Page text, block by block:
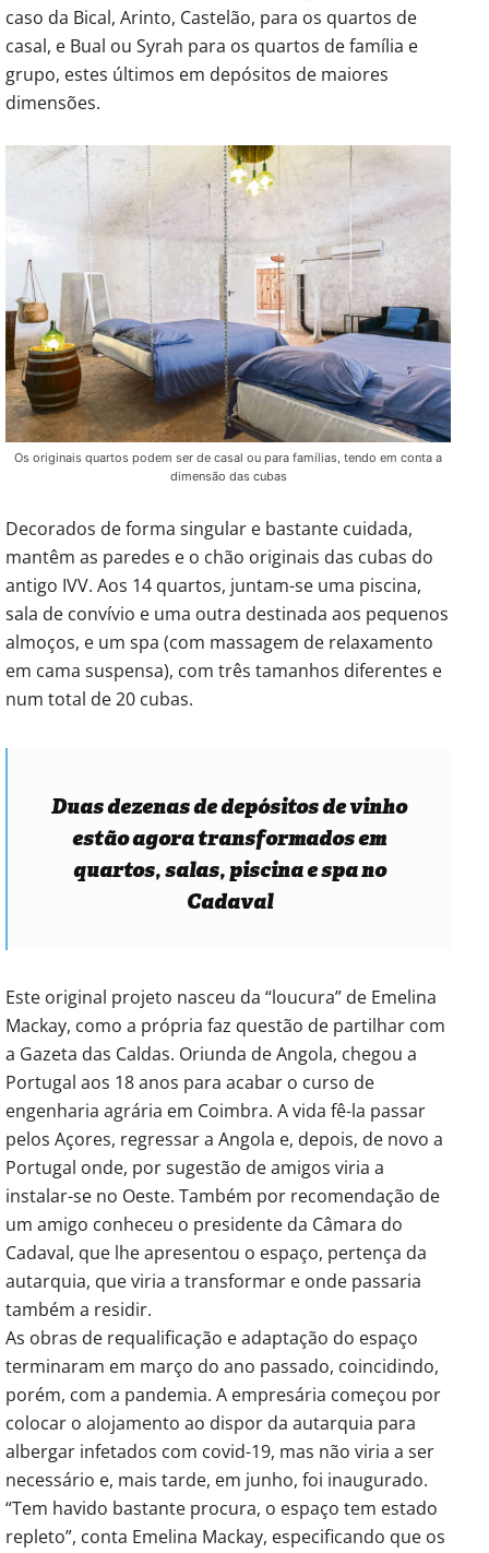
caso da Bical, Arinto, Castelão, para os quartos de
casal, e Bual ou Syrah para os quartos de família e
grupo, estes últimos em depósitos de maiores
dimensões.
Os originais quartos podem ser de casal ou para famílias, tendo em conta a
dimensão das cubas
Decorados de forma singular e bastante cuidada,
mantêm as paredes e o chão originais das cubas do
antigo IVV. Aos 14 quartos, juntam-se uma piscina,
sala de convívio e uma outra destinada aos pequenos
almoços, e um spa (com massagem de relaxamento
em cama suspensa), com três tamanhos diferentes e
num total de 20 cubas.
Duas dezenas de depósitos de vinho
estão agora transformados em
quartos, salas, piscina e spa no
Cadaval
Este original projeto nasceu da “loucura” de Emelina
Mackay, como a própria faz questão de partilhar com
a Gazeta das Caldas. Oriunda de Angola, chegou a
Portugal aos 18 anos para acabar o curso de
engenharia agrária em Coimbra. A vida fê-la passar
pelos Açores, regressar a Angola e, depois, de novo a
Portugal onde, por sugestão de amigos viria a
instalar-se no Oeste. Também por recomendação de
um amigo conheceu o presidente da Câmara do
Cadaval, que lhe apresentou o espaço, pertença da
autarquia, que viria a transformar e onde passaria
também a residir.
As obras de requalificação e adaptação do espaço
terminaram em março do ano passado, coincidindo,
porém, com a pandemia. A empresária começou por
colocar o alojamento ao dispor da autarquia para
albergar infetados com covid-19, mas não viria a ser
necessário e, mais tarde, em junho, foi inaugurado.
“Tem havido bastante procura, o espaço tem estado
repleto”, conta Emelina Mackay, especificando que os